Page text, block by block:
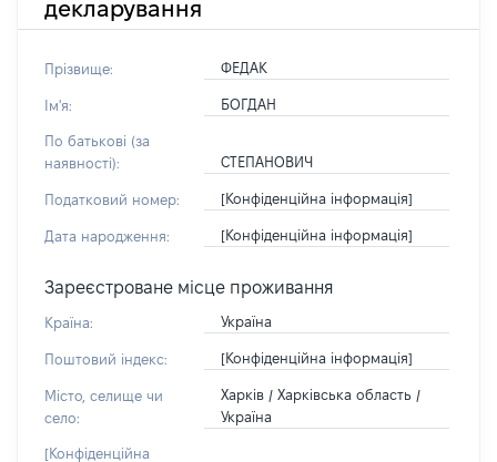
декларування
Прізвище: ФЕДАК
Ім'я: БОГДАН
По батькові (за
наявності):
СТЕПАНОВИЧ
Податковий номер: [Конфіденційна інформація]
Дата народження: [Конфіденційна інформація]
Зареєстроване місце проживання
Країна: Україна
Поштовий індекс: [Конфіденційна інформація]
Місто, селище чи
село:
Харків / Харківська область /
Україна
[Конфіденційна